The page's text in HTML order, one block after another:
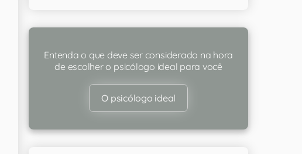
Entenda o que deve ser considerado na hora
de escolher o psicólogo ideal para você
O psicólogo ideal